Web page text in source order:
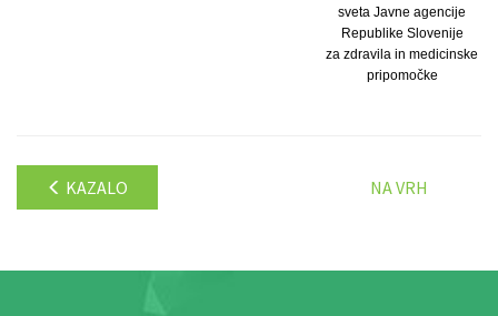
sveta Javne agencije
Republike Slovenije
za zdravila in medicinske
pripomočke
KAZALO NA VRH